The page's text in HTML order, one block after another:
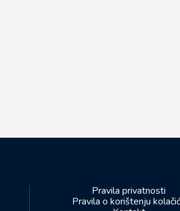
Pravila privatnosti
Pravila o korištenju